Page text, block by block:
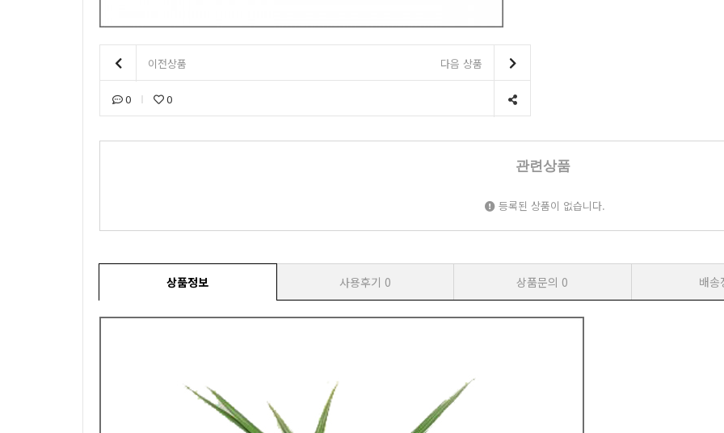
이전상품 다음 상품
0 0
관련상품
등록된 상품이 없습니다.
상품정보 사용후기 0 상품문의 0 배송